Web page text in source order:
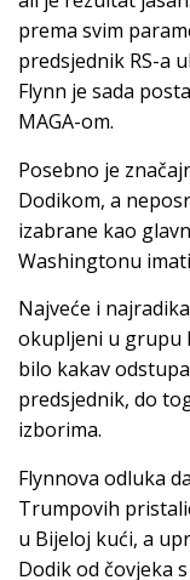
prema svim
predsjednik RS-a
Flynn je sada
MAGA-om.
Posebno je
Dodikom, a
izabrane kao
Washingtonu
Najveće i
okupljeni u grupu
bilo kakav
predsjednik, do
izborima.
Flynnova odluka
Trumpovih
u Bijeloj kući, a
Dodik od čovjeka